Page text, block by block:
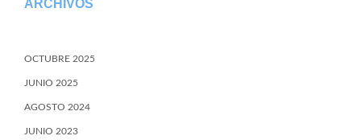
ARCHIVOS
OCTUBRE 2025
JUNIO 2025
AGOSTO 2024
JUNIO 2023